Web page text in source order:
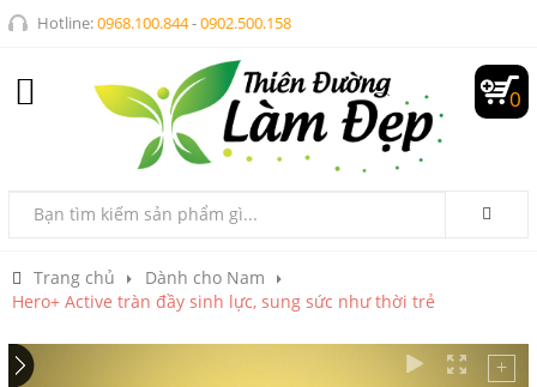
Hotline:0968.100.844-0902.500.158
0
Trang chủ
Dành cho Nam
Hero+ Active tràn đầy sinh lực, sung sức như thời trẻ